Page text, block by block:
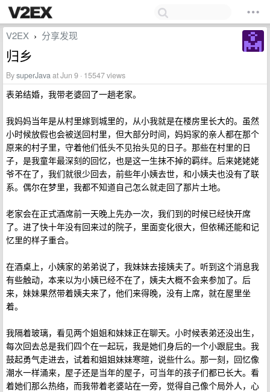
V2EX › 分享发现
归乡
BysuperJavaat Jun 9 · 15547 views
表弟结婚，我带老婆回了一趟老家。
我妈妈当年是从村里嫁到城里的，从小我就是在楼房里长大的。虽然
小时候放假也会被送回村里，但大部分时间，妈妈家的亲人都在那个
原来的村子里，守着他们低头不见抬头见的日子。那些在村里的日
子，是我童年最深刻的回忆，也是这一生抹不掉的羁绊。后来姥姥姥
爷不在了，我们就很少回去，前些年小姨去世，和小姨夫也没有了联
系。偶尔在梦里，我都不知道自己怎么就走回了那片土地。
老家会在正式酒席前一天晚上先办一次，我们到的时候已经快开席
了。进了快十年没有回来过的院子，里面变化很大，但依稀还能和记
忆里的样子重合。
在酒桌上，小姨家的弟弟说了，我妹妹去接姨夫了。听到这个消息我
有些触动，本来以为小姨已经不在了，姨夫大概不会来参加了。后
来，妹妹果然带着姨夫来了，他们来得晚，没有上席，就在屋里坐
着。
我隔着玻璃，看见两个姐姐和妹妹正在聊天。小时候表弟还没出生，
每次回去总是我们四个在一起玩，我是她们身后的一个小跟屁虫。我
鼓起勇气走进去，试着和姐姐妹妹寒暄，说些什么。那一刻，回忆像
潮水一样涌来，屋子还是当年的屋子，可当年的孩子们都已长大。看
着她们那么热络，而我带着老婆站在一旁，觉得自己像个局外人，心